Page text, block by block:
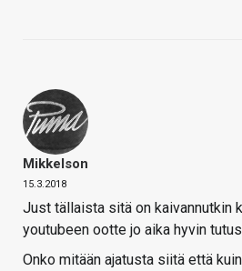
Mikkelson
15.3.2018
Just tällaista sitä on kaivannutkin
youtubeen ootte jo aika hyvin
Onko mitään ajatusta siitä että